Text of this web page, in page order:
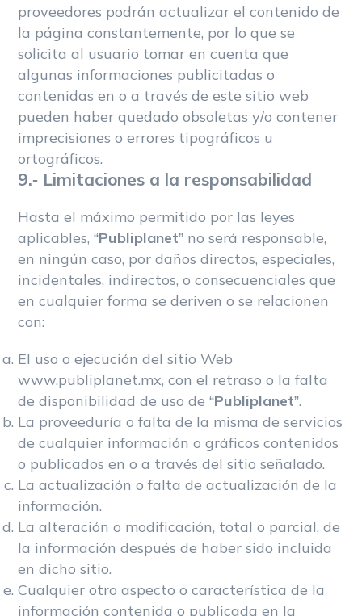
proveedores podrán actualizar el contenido de
la página constantemente, por lo que se
solicita al usuario tomar en cuenta que
algunas informaciones publicitadas o
contenidas en o a través de este sitio web
pueden haber quedado obsoletas y/o contener
imprecisiones o errores tipográficos u
ortográficos.
9.- Limitaciones a la responsabilidad
Hasta el máximo permitido por las leyes
aplicables, “Publiplanet” no será responsable,
en ningún caso, por daños directos, especiales,
incidentales, indirectos, o consecuenciales que
en cualquier forma se deriven o se relacionen
con:
El uso o ejecución del sitio Web
www.publiplanet.mx, con el retraso o la falta
de disponibilidad de uso de “Publiplanet”.
La proveeduría o falta de la misma de servicios
de cualquier información o gráficos contenidos
o publicados en o a través del sitio señalado.
La actualización o falta de actualización de la
información.
La alteración o modificación, total o parcial, de
la información después de haber sido incluida
en dicho sitio.
Cualquier otro aspecto o característica de la
información contenida o publicada en la